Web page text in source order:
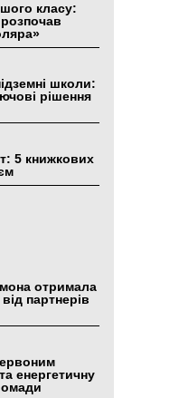
класу:
школи:
рішення
5 книжкових
отримала
партнерів
енергетичну